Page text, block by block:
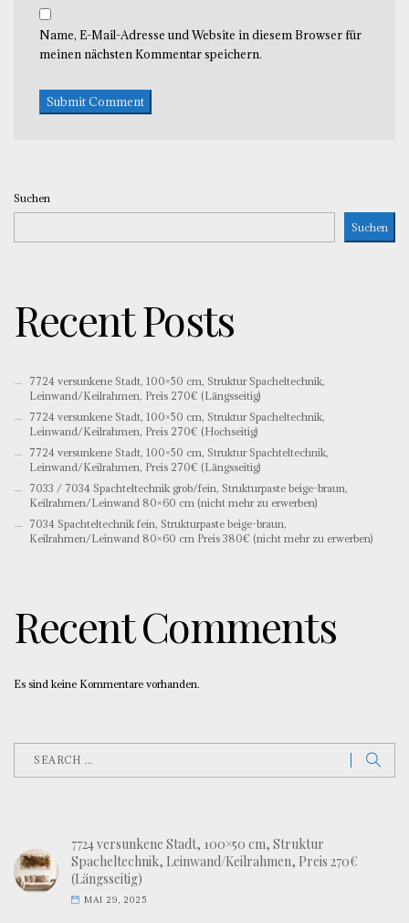
Name, E-Mail-Adresse und Website in diesem Browser für
meinen nächsten Kommentar speichern.
Suchen
Suchen
Recent Posts
7724 versunkene Stadt, 100×50 cm, Struktur Spacheltechnik,
Leinwand/Keilrahmen, Preis 270€ (Längsseitig)
7724 versunkene Stadt, 100×50 cm, Struktur Spacheltechnik,
Leinwand/Keilrahmen, Preis 270€ (Hochseitig)
7724 versunkene Stadt, 100×50 cm, Struktur Spachteltechnik,
Leinwand/Keilrahmen, Preis 270€ (Längsseitig)
7033 / 7034 Spachteltechnik grob/fein, Strukturpaste beige-braun,
Keilrahmen/Leinwand 80×60 cm (nicht mehr zu erwerben)
7034 Spachteltechnik fein, Strukturpaste beige-braun,
Keilrahmen/Leinwand 80×60 cm Preis 380€ (nicht mehr zu erwerben)
Recent Comments
Es sind keine Kommentare vorhanden.
7724 versunkene Stadt, 100×50 cm, Struktur
Spacheltechnik, Leinwand/Keilrahmen, Preis 270€
(Längsseitig)
MAI 29, 2025